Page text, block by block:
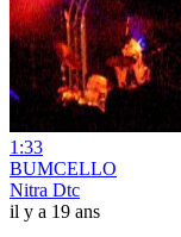
1:33
BUMCELLO
Nitra Dtc
il y a 19 ans